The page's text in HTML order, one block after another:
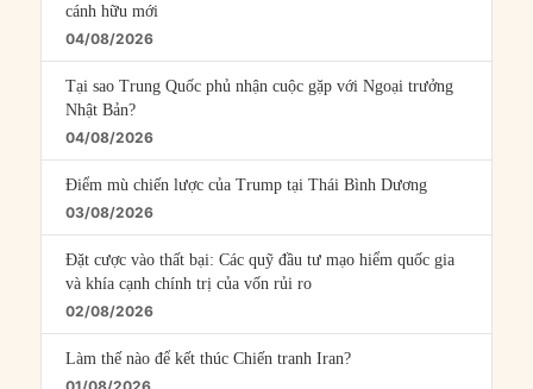
cánh hữu mới
04/08/2026
Tại sao Trung Quốc phủ nhận cuộc gặp với Ngoại trưởng
Nhật Bản?
04/08/2026
Điểm mù chiến lược của Trump tại Thái Bình Dương
03/08/2026
Đặt cược vào thất bại: Các quỹ đầu tư mạo hiểm quốc gia
và khía cạnh chính trị của vốn rủi ro
02/08/2026
Làm thế nào để kết thúc Chiến tranh Iran?